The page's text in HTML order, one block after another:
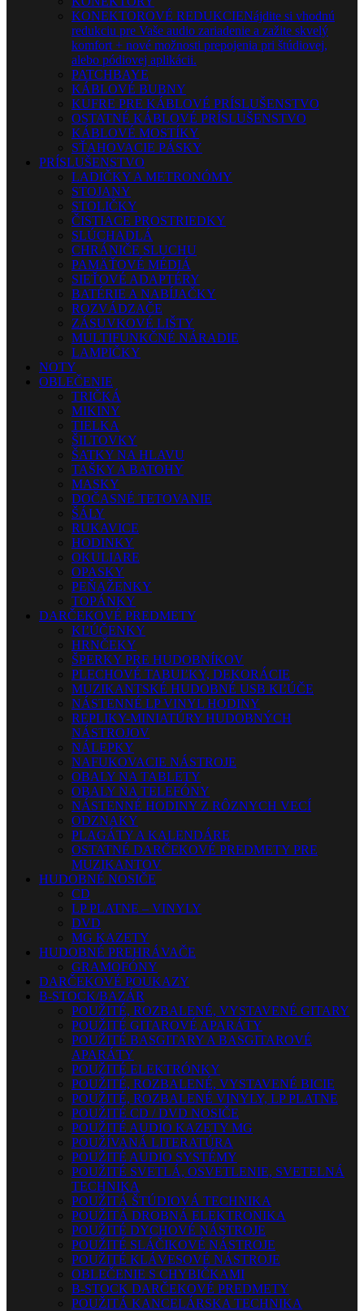
KONEKTOROVÉ REDUKCIENájdite si vhodnú
redukciu pre Vaše audio zariadenie a zažite skvelý
komfort + nové možnosti prepojenia pri štúdiovej,
alebo pódiovej aplikácii.
PATCHBAYE
KÁBLOVÉ BUBNY
KUFRE PRE KÁBLOVÉ PRÍSLUŠENSTVO
OSTATNÉ KÁBLOVÉ PRÍSLUŠENSTVO
KÁBLOVÉ MOSTÍKY
SŤAHOVACIE PÁSKY
PRÍSLUŠENSTVO
LADIČKY A METRONÓMY
STOJANY
STOLIČKY
ČISTIACE PROSTRIEDKY
SLÚCHADLÁ
CHRÁNIČE SLUCHU
PAMÄŤOVÉ MÉDIÁ
SIEŤOVÉ ADAPTÉRY
BATÉRIE A NABÍJAČKY
ROZVÁDZAČE
ZÁSUVKOVÉ LIŠTY
MULTIFUNKČNÉ NÁRADIE
LAMPIČKY
NOTY
OBLEČENIE
TRIČKÁ
MIKINY
TIELKA
ŠILTOVKY
ŠATKY NA HLAVU
TAŠKY A BATOHY
MASKY
DOČASNÉ TETOVANIE
ŠÁLY
RUKAVICE
HODINKY
OKULIARE
OPASKY
PEŇAŽENKY
TOPÁNKY
DARČEKOVÉ PREDMETY
KĽÚČENKY
HRNČEKY
ŠPERKY PRE HUDOBNÍKOV
PLECHOVÉ TABUĽKY, DEKORÁCIE
MUZIKANTSKÉ HUDOBNÉ USB KĽÚČE
NÁSTENNÉ LP VINYL HODINY
REPLIKY-MINIATÚRY HUDOBNÝCH
NÁSTROJOV
NÁLEPKY
NAFUKOVACIE NÁSTROJE
OBALY NA TABLETY
OBALY NA TELEFÓNY
NÁSTENNÉ HODINY Z RÔZNYCH VECÍ
ODZNAKY
PLAGÁTY A KALENDÁRE
OSTATNÉ DARČEKOVÉ PREDMETY PRE
MUZIKANTOV
HUDOBNÉ NOSIČE
CD
LP PLATNE – VINYLY
DVD
MG KAZETY
HUDOBNÉ PREHRÁVAČE
GRAMOFÓNY
DARČEKOVÉ POUKAZY
B-STOCK/BAZÁR
POUŽITÉ, ROZBALENÉ, VYSTAVENÉ GITARY
POUŽITÉ GITAROVÉ APARÁTY
POUŽITÉ BASGITARY A BASGITAROVÉ
APARÁTY
POUŽITÉ ELEKTRÓNKY
POUŽITÉ, ROZBALENÉ, VYSTAVENÉ BICIE
POUŽITÉ, ROZBALENÉ VINYLY, LP PLATNE
POUŽITÉ CD / DVD NOSIČE
POUŽITÉ AUDIO KAZETY MG
POUŽÍVANÁ LITERATÚRA
POUŽITÉ AUDIO SYSTÉMY
POUŽITÉ SVETLÁ, OSVETLENIE, SVETELNÁ
TECHNIKA
POUŽITÁ ŠTÚDIOVÁ TECHNIKA
POUŽITÁ DROBNÁ ELEKTRONIKA
POUŽITÉ DYCHOVÉ NÁSTROJE
POUŽITÉ SLÁČIKOVÉ NÁSTROJE
POUŽITÉ KLÁVESOVÉ NÁSTROJE
OBLEČENIE S CHYBIČKAMI
B-STOCK DARČEKOVÉ PREDMETY
POUŽITÁ KANCELÁRSKA TECHNIKA